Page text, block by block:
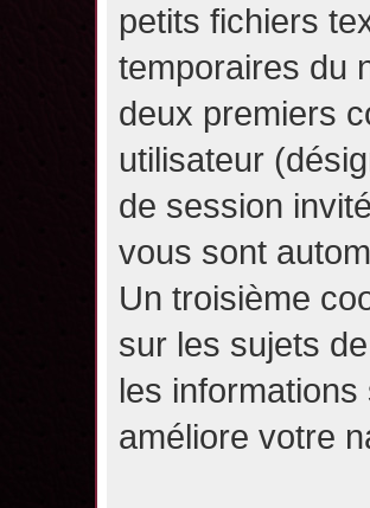
petits fichiers
temporaires du
deux premiers
utilisateur
de session
vous sont
Un troisième
sur les sujets
les
améliore votre